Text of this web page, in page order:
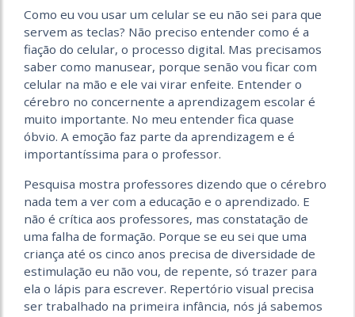
Como eu vou usar um celular se eu não sei para que
servem as teclas? Não preciso entender como é a
fiação do celular, o processo digital. Mas precisamos
saber como manusear, porque senão vou ficar com
celular na mão e ele vai virar enfeite. Entender o
cérebro no concernente a aprendizagem escolar é
muito importante. No meu entender fica quase
óbvio. A emoção faz parte da aprendizagem e é
importantíssima para o professor.
Pesquisa mostra professores dizendo que o cérebro
nada tem a ver com a educação e o aprendizado. E
não é crítica aos professores, mas constatação de
uma falha de formação. Porque se eu sei que uma
criança até os cinco anos precisa de diversidade de
estimulação eu não vou, de repente, só trazer para
ela o lápis para escrever. Repertório visual precisa
ser trabalhado na primeira infância, nós já sabemos